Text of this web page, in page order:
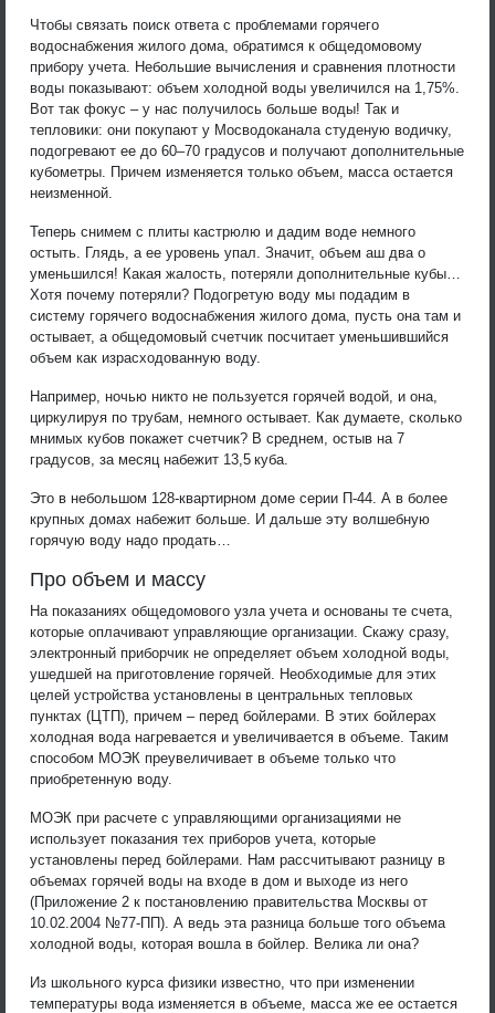
Чтобы связать поиск ответа с проблемами горячего
водоснабжения жилого дома, обратимся к общедомовому
прибору учета. Небольшие вычисления и сравнения плотности
воды показывают: объем холодной воды увеличился на 1,75%.
Вот так фокус – у нас получилось больше воды! Так и
тепловики: они покупают у Мосводоканала студеную водичку,
подогревают ее до 60–70 градусов и получают дополнительные
кубометры. Причем изменяется только объем, масса остается
неизменной.
Теперь снимем с плиты кастрюлю и дадим воде немного
остыть. Глядь, а ее уровень упал. Значит, объем аш два о
уменьшился! Какая жалость, потеряли дополнительные кубы…
Хотя почему потеряли? Подогретую воду мы подадим в
систему горячего водоснабжения жилого дома, пусть она там и
остывает, а общедомовый счетчик посчитает уменьшившийся
объем как израсходованную воду.
Например, ночью никто не пользуется горячей водой, и она,
циркулируя по трубам, немного остывает. Как думаете, сколько
мнимых кубов покажет счетчик? В среднем, остыв на 7
градусов, за месяц набежит 13,5 куба.
Это в небольшом 128-квартирном доме серии П-44. А в более
крупных домах набежит больше. И дальше эту волшебную
горячую воду надо продать…
Про объем и массу
На показаниях общедомового узла учета и основаны те счета,
которые оплачивают управляющие организации. Скажу сразу,
электронный приборчик не определяет объем холодной воды,
ушедшей на приготовление горячей. Необходимые для этих
целей устройства установлены в центральных тепловых
пунктах (ЦТП), причем – перед бойлерами. В этих бойлерах
холодная вода нагревается и увеличивается в объеме. Таким
способом МОЭК преувеличивает в объеме только что
приобретенную воду.
МОЭК при расчете с управляющими организациями не
использует показания тех приборов учета, которые
установлены перед бойлерами. Нам рассчитывают разницу в
объемах горячей воды на входе в дом и выходе из него
(Приложение 2 к постановлению правительства Москвы от
10.02.2004 №77-ПП). А ведь эта разница больше того объема
холодной воды, которая вошла в бойлер. Велика ли она?
Из школьного курса физики известно, что при изменении
температуры вода изменяется в объеме, масса же ее остается